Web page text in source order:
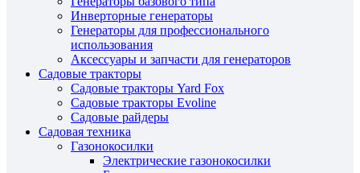
Инверторные генераторы
Генераторы для профессионального
использования
Аксессуары и запчасти для генераторов
Садовые тракторы
Садовые тракторы Yard Fox
Садовые тракторы Evoline
Садовые райдеры
Садовая техника
Газонокосилки
Электрические газонокосилки